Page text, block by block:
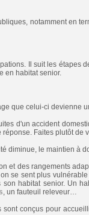
notamment en
Il suit les étapes
en habitat senior.
que celui-ci devienne
d'un accident
Faites plutôt de
diminue, le maintien à
et des rangements
se sent plus
habitat senior. Un
, un fauteuil releveur…
conçus pour